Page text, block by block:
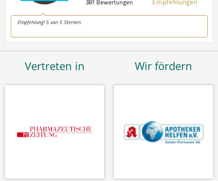
Vertreten in Wir fördern